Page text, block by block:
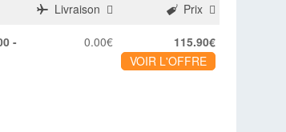
Livraison Prix
0.00€
115.90€
VOIR L'OFFRE